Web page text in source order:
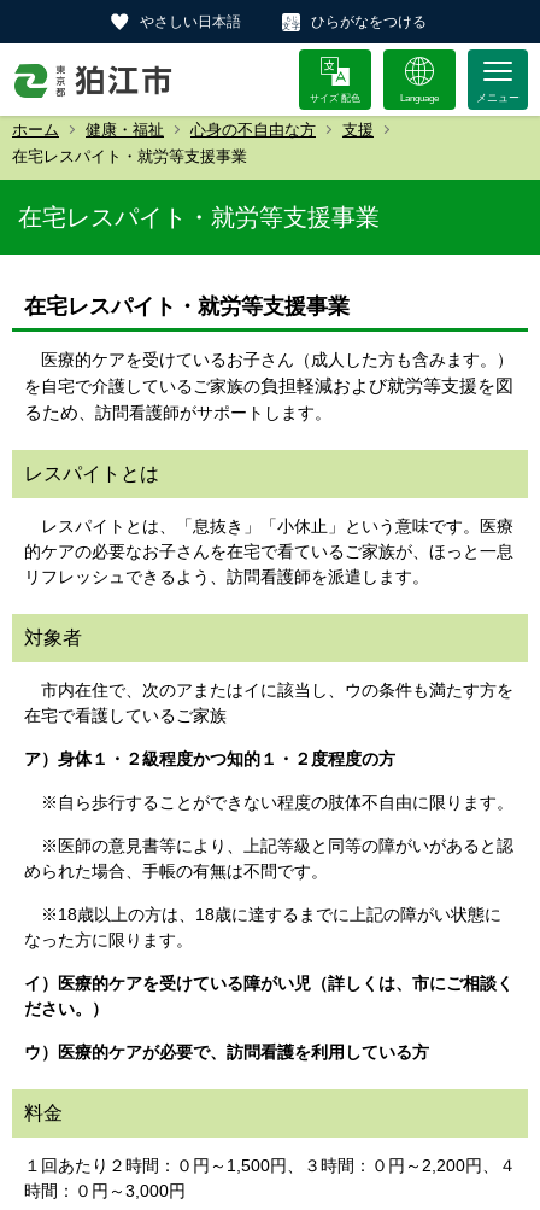
やさしい日本語 ひらがなをつける
サイズ 配色 Language
ホーム 健康・福祉 心身の不自由な方
支援
在宅レスパイト・就労等支援事業
在宅レスパイト・就労等支援事業
在宅レスパイト・就労等支援事業
医療的ケアを受けているお子さん（成人した方も含みます。）
を自宅で介護しているご家族の負担軽減および就労等支援を図
るため 、訪問看護師がサポートします。
レスパイトとは
レスパイトとは、「息抜き」「小休止」という意味です。医療
的ケアの必要なお子さんを在宅で看ているご家族が、ほっと一息
リフレッシュできるよう、訪問看護師を派遣します。
対象者
市内在住で、次のアまたはイに該当し、ウの条件も満たす方を
在宅で看護しているご家族
ア）身体１・２級程度かつ知的１・２度程度の方
※自ら歩行することができない程度の肢体不自由に限ります。
※医師の意見書等により、上記等級と同等の障がいがあると認
められた場合、手帳の有無は不問です。
※18歳以上の方は、18歳に達するまでに上記の障がい状態に
なった方に限ります。
イ）医療的ケアを受けている障がい児（詳しくは、市にご相談く
ださい。）
ウ）医療的ケアが必要で、訪問看護を利用している方
料金
１回あたり２時間：０円～1,500円、３時間：０円～2,200円、４
時間：０円～3,000円